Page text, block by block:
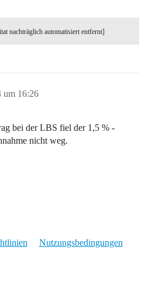
nachträglich automatisiert entfernt]
um 16:26
bei der LBS fiel der 1,5 % -
nicht weg.
Nutzungsbedingungen